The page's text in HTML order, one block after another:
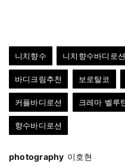
니치향수 니치향수바디로션
바디크림추천 보로탈코
커플바디로션 크레마 벨루
향수바디로션
photography 이호현